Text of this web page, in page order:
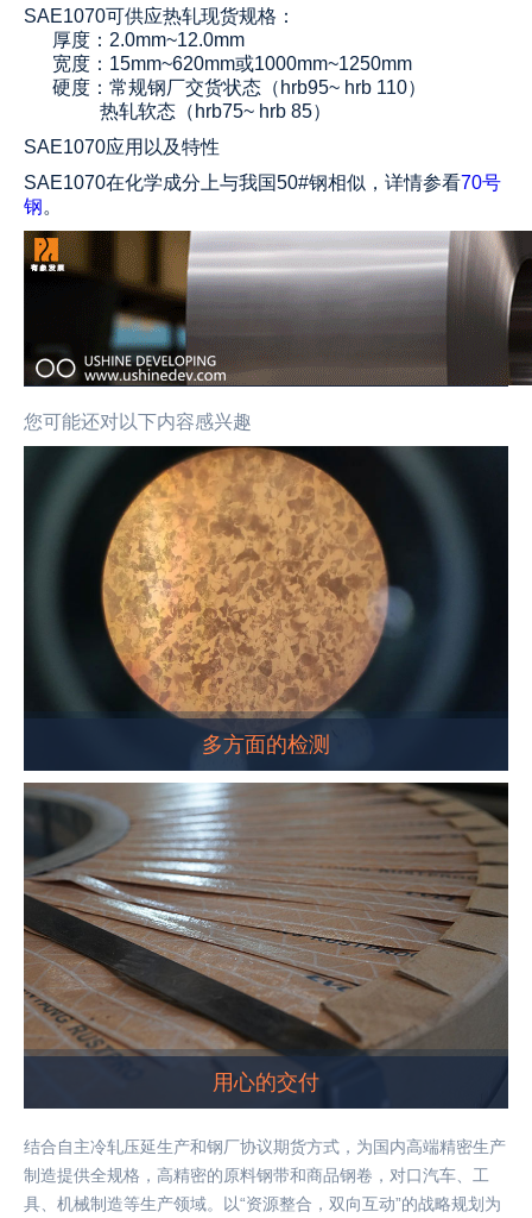
SAE1070可供应热轧现货规格：
厚度：2.0mm~12.0mm
宽度：15mm~620mm或1000mm~1250mm
硬度：常规钢厂交货状态（hrb95~ hrb 110）
热轧软态（hrb75~ hrb 85）
SAE1070应用以及特性
SAE1070在化学成分上与我国50#钢相似，详情参看70号
钢。
您可能还对以下内容感兴趣
多方面的检测
用心的交付
结合自主冷轧压延生产和钢厂协议期货方式，为国内高端精密生产
制造提供全规格，高精密的原料钢带和商品钢卷，对口汽车、工
具、机械制造等生产领域。以“资源整合，双向互动”的战略规划为